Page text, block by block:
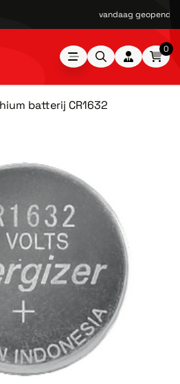
vandaag geopend
0
batterij CR1632